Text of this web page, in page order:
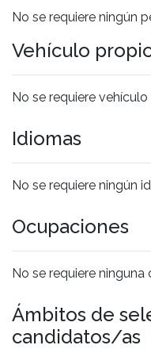
No se requiere ningún
Vehículo
No se requiere vehículo
Idiomas
No se requiere ningún
Ocupaciones
No se requiere
Ámbitos de
candidatos/as